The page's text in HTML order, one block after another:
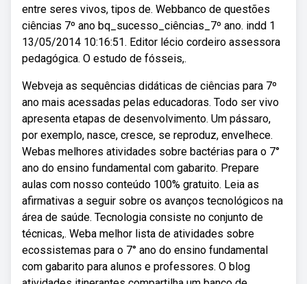
entre seres vivos, tipos de. Webbanco de questões
ciências 7º ano bq_sucesso_ciências_7º ano. indd 1
13/05/2014 10:16:51. Editor lécio cordeiro assessora
pedagógica. O estudo de fósseis,.
Webveja as sequências didáticas de ciências para 7º
ano mais acessadas pelas educadoras. Todo ser vivo
apresenta etapas de desenvolvimento. Um pássaro,
por exemplo, nasce, cresce, se reproduz, envelhece.
Webas melhores atividades sobre bactérias para o 7°
ano do ensino fundamental com gabarito. Prepare
aulas com nosso conteúdo 100% gratuito. Leia as
afirmativas a seguir sobre os avanços tecnológicos na
área de saúde. Tecnologia consiste no conjunto de
técnicas,. Weba melhor lista de atividades sobre
ecossistemas para o 7° ano do ensino fundamental
com gabarito para alunos e professores. O blog